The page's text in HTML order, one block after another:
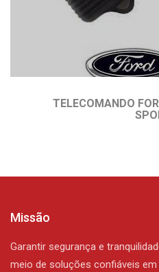
TELECOMANDO
Missão
Garantir segurança e
meio de soluções confiáveis